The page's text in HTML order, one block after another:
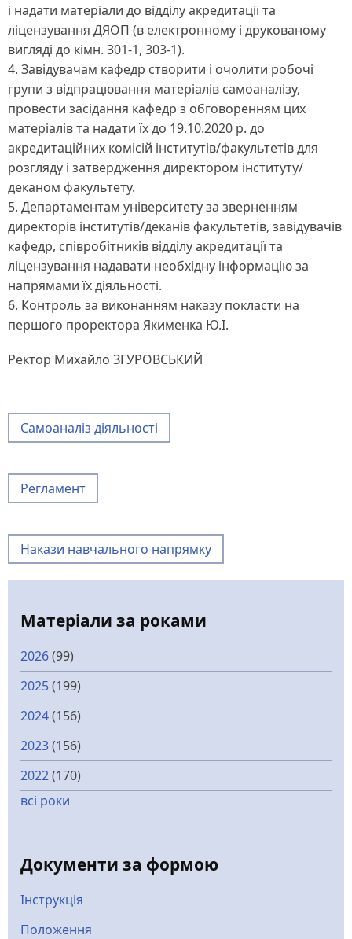
і надати матеріали до відділу акредитації та
ліцензування ДЯОП (в електронному і друкованому
вигляді до кімн. 301-1, 303-1).
4. Завідувачам кафедр створити і очолити робочі
групи з відпрацювання матеріалів самоаналізу,
провести засідання кафедр з обговоренням цих
матеріалів та надати їх до 19.10.2020 р. до
акредитаційних комісій інститутів/факультетів для
розгляду і затвердження директором інституту/
деканом факультету.
5. Департаментам університету за зверненням
директорів інститутів/деканів факультетів, завідувачів
кафедр, співробітників відділу акредитації та
ліцензування надавати необхідну інформацію за
напрямами їх діяльності.
6. Контроль за виконанням наказу покласти на
першого проректора Якименка Ю.І.
Ректор Михайло ЗГУРОВСЬКИЙ
Самоаналіз діяльності
Регламент
Накази навчального напрямку
Матеріали за роками
2026(99)
2025(199)
2024(156)
2023(156)
2022(170)
всі роки
Документи за формою
Інструкція
Положення